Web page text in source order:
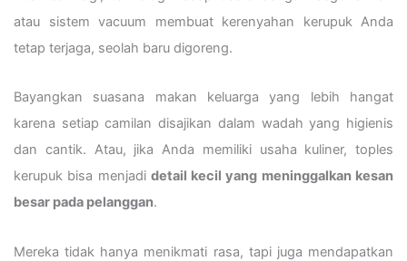
atau sistem vacuum membuat kerenyahan kerupuk Anda
tetap terjaga, seolah baru digoreng.
Bayangkan suasana makan keluarga yang lebih hangat
karena setiap camilan disajikan dalam wadah yang higienis
dan cantik. Atau, jika Anda memiliki usaha kuliner, toples
kerupuk bisa menjadi detail kecil yang meninggalkan kesan
besar pada pelanggan.
Mereka tidak hanya menikmati rasa, tapi juga mendapatkan